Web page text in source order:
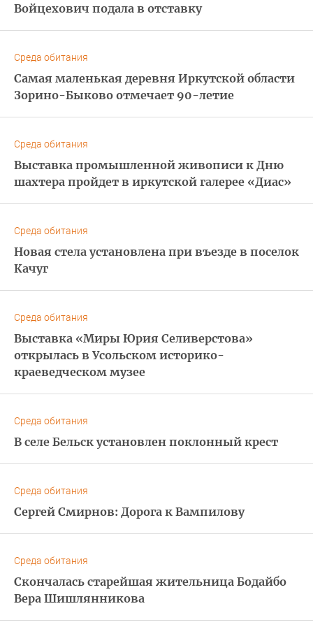
Войцехович подала в отставку
Среда обитания
Самая маленькая деревня Иркутской области
Зорино-Быково отмечает 90-летие
Среда обитания
Выставка промышленной живописи к Дню
шахтера пройдет в иркутской галерее «Диас»
Среда обитания
Новая стела установлена при въезде в поселок
Качуг
Среда обитания
Выставка «Миры Юрия Селиверстова»
открылась в Усольском историко-
краеведческом музее
Среда обитания
В селе Бельск установлен поклонный крест
Среда обитания
Сергей Смирнов: Дорога к Вампилову
Среда обитания
Скончалась старейшая жительница Бодайбо
Вера Шишлянникова